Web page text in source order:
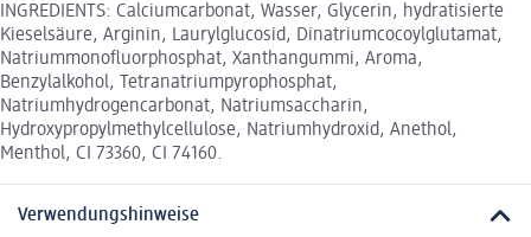
INGREDIENTS: Calciumcarbonat, Wasser, Glycerin, hydratisierte
Kieselsäure, Arginin, Laurylglucosid, Dinatriumcocoylglutamat,
Natriummonofluorphosphat, Xanthangummi, Aroma,
Benzylalkohol, Tetranatriumpyrophosphat,
Natriumhydrogencarbonat, Natriumsaccharin,
Hydroxypropylmethylcellulose, Natriumhydroxid, Anethol,
Menthol, CI 73360, CI 74160.
Verwendungshinweise